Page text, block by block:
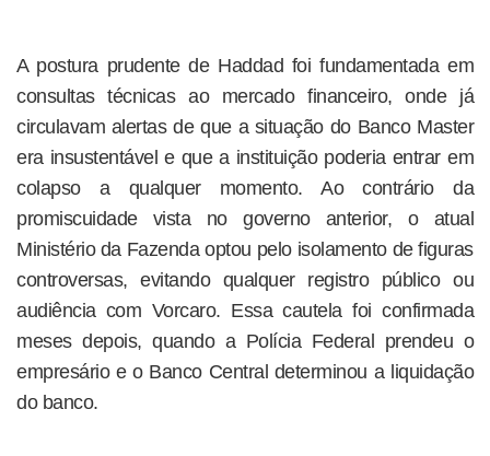
A postura prudente de Haddad foi fundamentada em
consultas técnicas ao mercado financeiro, onde já
circulavam alertas de que a situação do Banco Master
era insustentável e que a instituição poderia entrar em
colapso a qualquer momento. Ao contrário da
promiscuidade vista no governo anterior, o atual
Ministério da Fazenda optou pelo isolamento de figuras
controversas, evitando qualquer registro público ou
audiência com Vorcaro. Essa cautela foi confirmada
meses depois, quando a Polícia Federal prendeu o
empresário e o Banco Central determinou a liquidação
do banco.